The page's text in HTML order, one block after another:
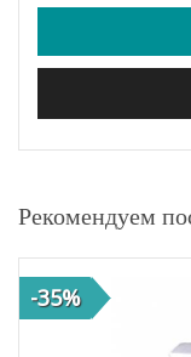
Рекомендуем
-35%